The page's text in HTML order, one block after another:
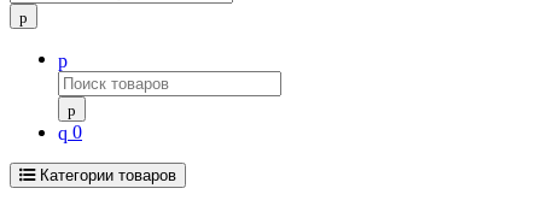
0
Категории товаров